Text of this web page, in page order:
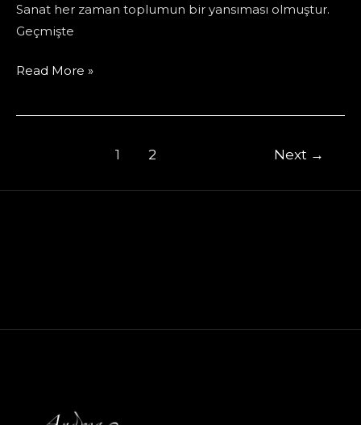
Sanat her zaman toplumun bir yansıması olmuştur.
Geçmişte
Sanatın
Geçmişten
Read More »
1 2 Next →